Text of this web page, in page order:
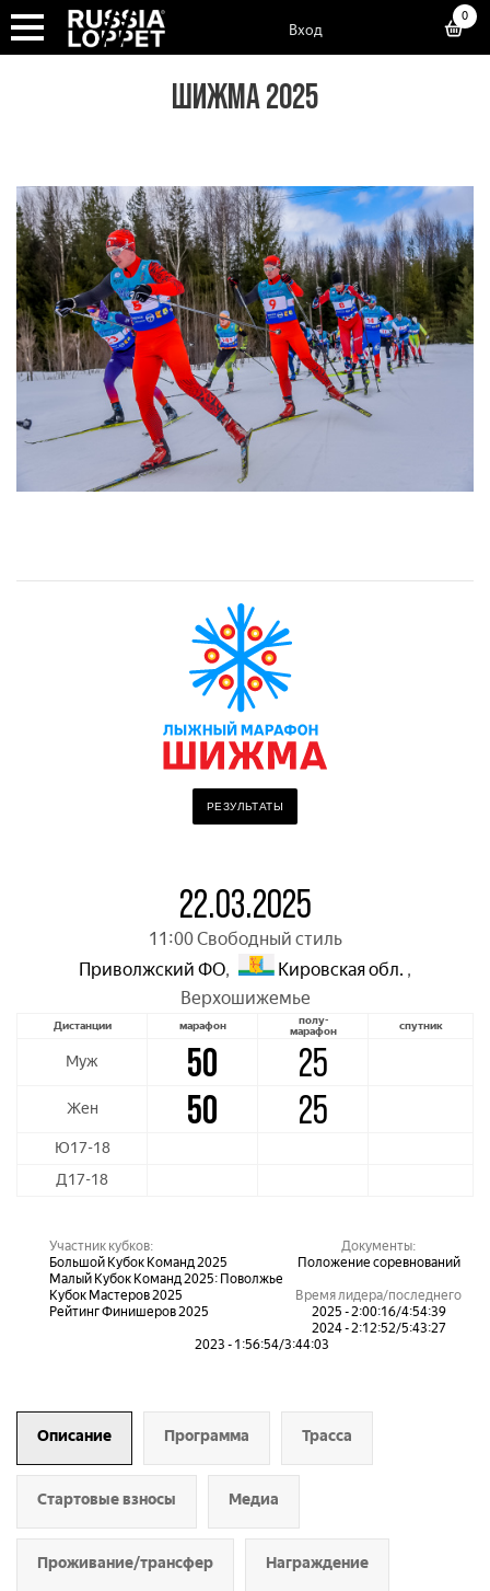
Вход
0
ШИЖМА 2025
РЕЗУЛЬТАТЫ
22.03.2025
11:00 Свободный стиль
Приволжский ФО, Кировская обл. ,
Верхошижемье
Дистанции марафон полу-
марафон спутник
Муж 50 25
Жен 50 25
Ю17-18
Д17-18
Участник кубков:
Большой Кубок Команд 2025
Малый Кубок Команд 2025: Поволжье
Кубок Мастеров 2025
Рейтинг Финишеров 2025
Документы:
Положение соревнований
Время лидера/последнего
2025 - 2:00:16/4:54:39
2024 - 2:12:52/5:43:27
2023 - 1:56:54/3:44:03
Описание Программа Трасса
Стартовые взносы Медиа
Проживание/трансфер Награждение